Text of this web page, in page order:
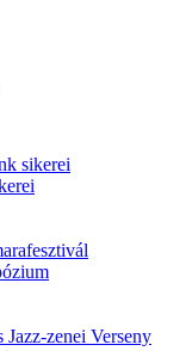
sikerei
Jazz-zenei Verseny